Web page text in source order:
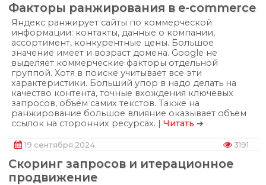
Факторы ранжирования в e-commerce
Яндекс ранжирует сайты по коммерческой
информации: контакты, данные о компании,
ассортимент, конкурентные цены. Большое
значение имеет и возраст домена. Google не
выделяет коммерческие факторы отдельной
группой. Хотя в поиске учитывает все эти
характеристики. Больший упор в надо делать на
качество контента, точные вхождения ключевых
запросов, объём самих текстов. Также на
ранжирование большое влияние оказывает объём
ссылок на сторонних ресурсах. |Читать ➔
19 сентября 2024 3191
Скоринг запросов и итерационное
продвижение